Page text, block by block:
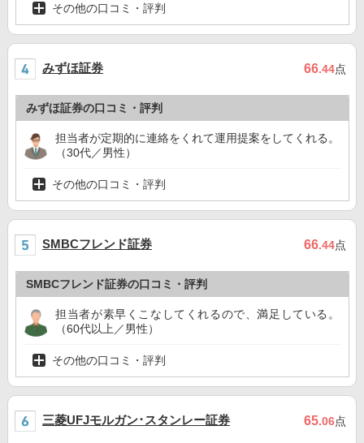
その他の口コミ・評判
みずほ証券 66.44点
みずほ証券の口コミ・評判
担当者が定期的に連絡をくれて運用提案をしてくれる。
（30代／男性）
その他の口コミ・評判
SMBCフレンド証券 66.44点
SMBCフレンド証券の口コミ・評判
担当者が素早くこなしてくれるので、満足している。
（60代以上／男性）
その他の口コミ・評判
三菱UFJモルガン･スタンレー証券 65.06点